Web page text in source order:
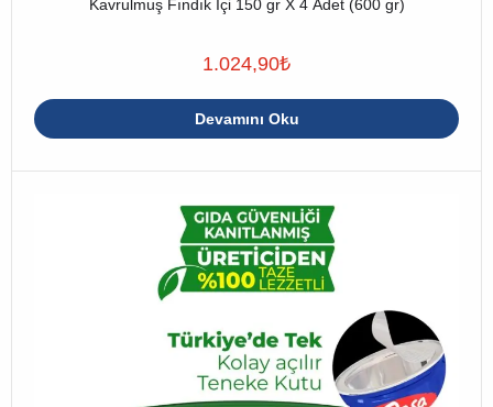
Kavrulmuş Fındık İçi 150 gr X 4 Adet (600 gr)
1.024,90₺
Devamını Oku